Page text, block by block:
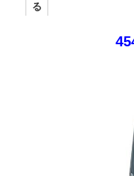
る
航空/海上/DHL/